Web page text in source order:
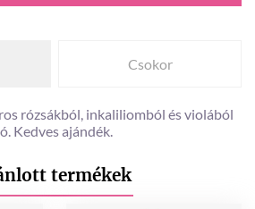
Csokor
rózsákból, inkaliliomból és violából
Kedves ajándék.
termékek